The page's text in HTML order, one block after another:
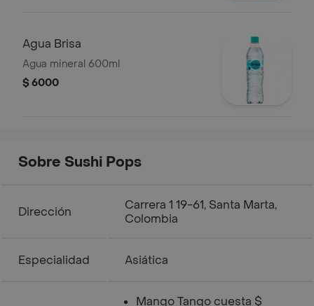
Agua Brisa
Agua mineral 600ml
$ 6000
Sobre Sushi Pops
Dirección
Carrera 1 19-61, Santa Marta,
Colombia
Especialidad Asiática
Mango Tango cuesta $